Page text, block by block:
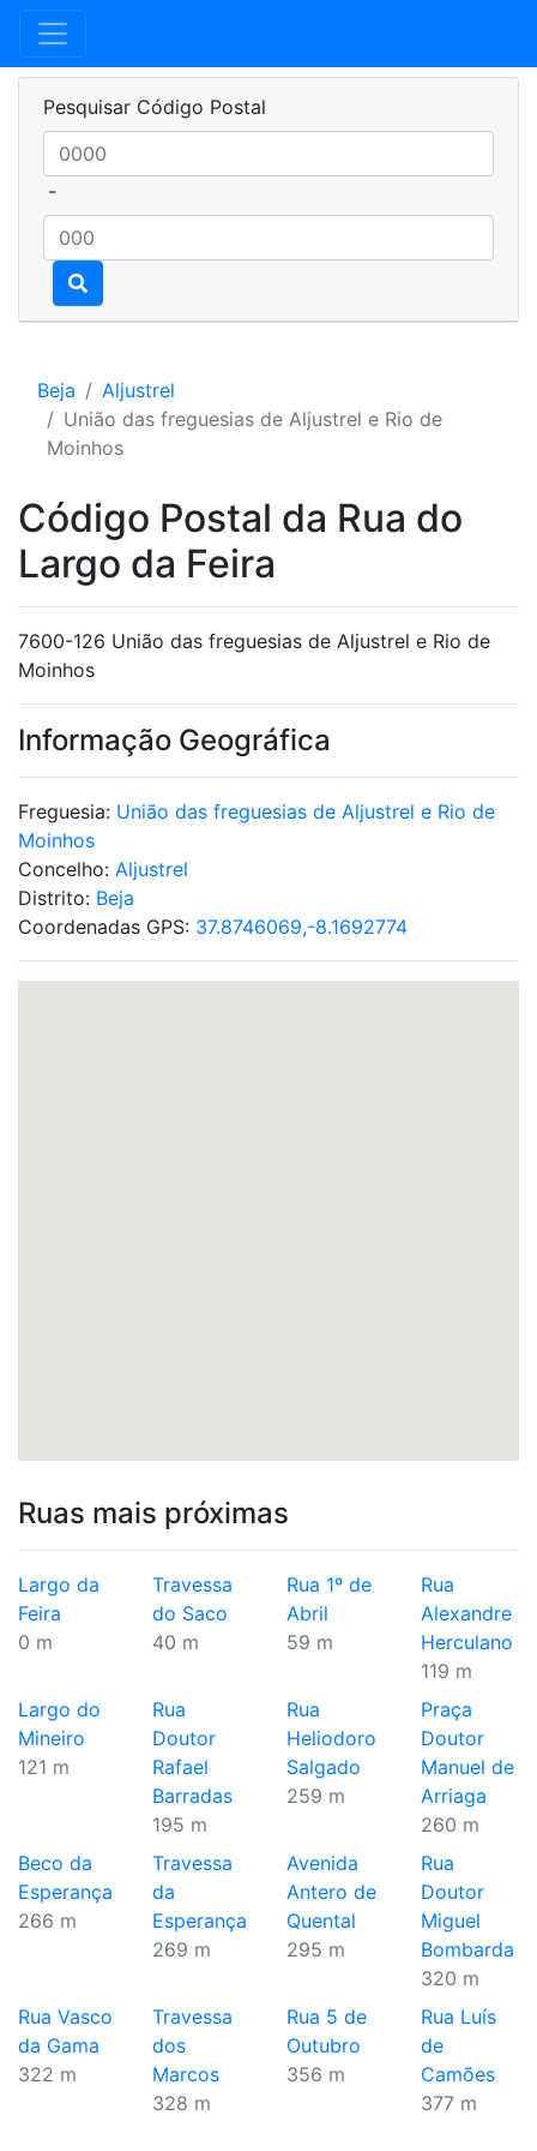
Pesquisar Código Postal
-
Beja
Aljustrel
União das freguesias de Aljustrel e Rio de
Moinhos
Código Postal da Rua do
Largo da Feira
7600-126 União das freguesias de Aljustrel e Rio de
Moinhos
Informação Geográfica
Freguesia: União das freguesias de Aljustrel e Rio de
Moinhos
Concelho: Aljustrel
Distrito: Beja
Coordenadas GPS: 37.8746069,-8.1692774
Ruas mais próximas
Largo da
Feira
0 m
Travessa
do Saco
40 m
Rua 1º de
Abril
59 m
Rua
Alexandre
Herculano
119 m
Largo do
Mineiro
121 m
Rua
Doutor
Rafael
Barradas
195 m
Rua
Heliodoro
Salgado
259 m
Praça
Doutor
Manuel de
Arriaga
260 m
Beco da
Esperança
266 m
Travessa
da
Esperança
269 m
Avenida
Antero de
Quental
295 m
Rua
Doutor
Miguel
Bombarda
320 m
Rua Vasco
da Gama
322 m
Travessa
dos
Marcos
328 m
Rua 5 de
Outubro
356 m
Rua Luís
de
Camões
377 m